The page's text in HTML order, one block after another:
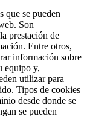
que se pueden
Son
prestación de
Entre otros,
información sobre
equipo y,
utilizar para
Tipos de cookies
desde donde se
se pueden